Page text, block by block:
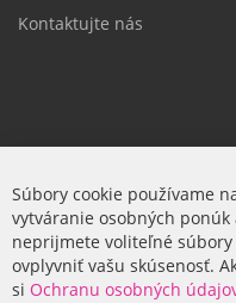
Kontaktujte nás
Firma
O nás
Súbory cookie používame
vytváranie osobných
neprijmete voliteľné
ovplyvniť vašu skúsenosť.
si Ochranu osobných